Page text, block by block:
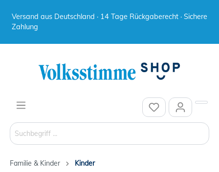
Versand aus Deutschland · 14 Tage Rückgaberecht · Sichere
Zahlung
Familie & Kinder Kinder